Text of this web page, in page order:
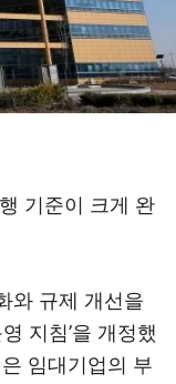
기준이 크게 완
와 규제 개선을
지침’을 개정했
임대기업의 부